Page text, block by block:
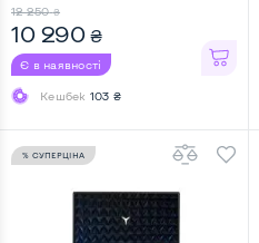
12 250 ₴
10 290 ₴
Є в наявності
Кешбек 103 ₴
% СУПЕРЦІНА